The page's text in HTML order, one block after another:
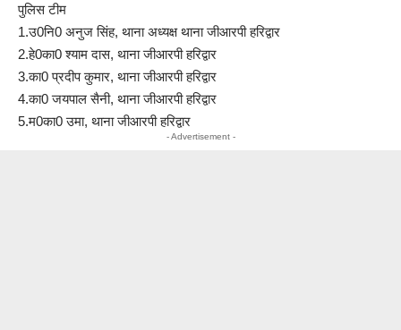
पुलिस टीम
1.उ0नि0 अनुज सिंह, थाना अध्यक्ष थाना जीआरपी हरिद्वार
2.हे0का0 श्याम दास, थाना जीआरपी हरिद्वार
3.का0 प्रदीप कुमार, थाना जीआरपी हरिद्वार
4.का0 जयपाल सैनी, थाना जीआरपी हरिद्वार
5.म0का0 उमा, थाना जीआरपी हरिद्वार
- Advertisement -